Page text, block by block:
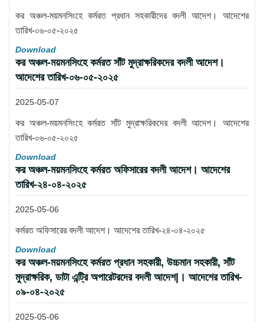
কর অঞ্চল-ময়মনসিংহে কর্মরত প্রধান সহকারীদের বদলী আদেশ। আদেশের
তারিখ-০৬-০৫-২০২৫
Download
কর অঞ্চল-ময়মনসিংহে কর্মরত সাঁট মুদ্রাক্ষরিকদের বদলী আদেশ।
আদেশের তারিখ-০৬-০৫-২০২৫
2025-05-07
কর অঞ্চল-ময়মনসিংহে কর্মরত সাঁট মুদ্রাক্ষরিকদের বদলী আদেশ। আদেশের
তারিখ-০৬-০৫-২০২৫
Download
কর অঞ্চল-ময়মনসিংহে কর্মরত অফিসারের বদলী আদেশ। আদেশের
তারিখ-২৪-০৪-২০২৫
2025-05-06
কর্মরত অফিসারের বদলী আদেশ। আদেশের তারিখ-২৪-০৪-২০২৫
Download
কর অঞ্চল-ময়মনসিংহে কর্মরত প্রধান সহকারী, উচ্চমান সহকারী, সাঁট
মুদ্রাক্ষরিক, ডাটা এন্ট্রি অপারেটরদের বদলী আদেশ|। আদেশের তারিখ-
০৯-০৪-২০২৫
2025-05-06